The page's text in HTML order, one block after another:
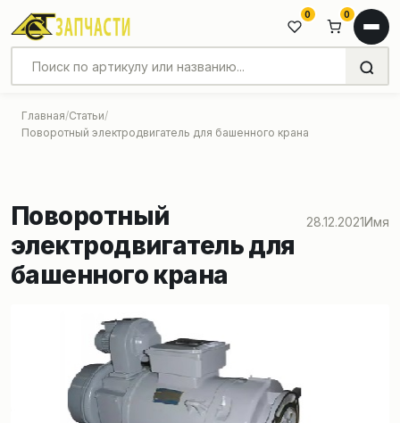
0 0
Главная Статьи
Поворотный электродвигатель для башенного крана
Поворотный
электродвигатель для
башенного крана
28.12.2021Имя